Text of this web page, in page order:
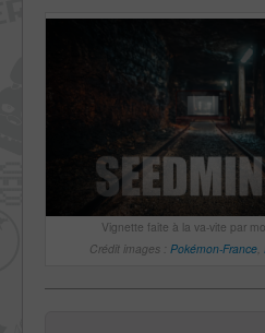
Vignette faite à la va-vite par
Crédit images : Pokémon-France,